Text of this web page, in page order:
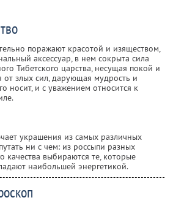
поражают красотой и изяществом,
аксессуар, в нем сокрыта сила
Тибетского царства, несущая покой и
злых сил, дарующая мудрость и
носит, и с уважением относится к
украшения из самых различных
ни с чем: из россыпи разных
качества выбираются те, которые
наибольшей энергетикой.